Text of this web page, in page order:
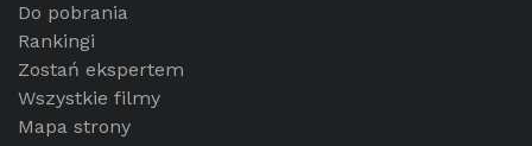
Do pobrania
Rankingi
Zostań ekspertem
Wszystkie filmy
Mapa strony